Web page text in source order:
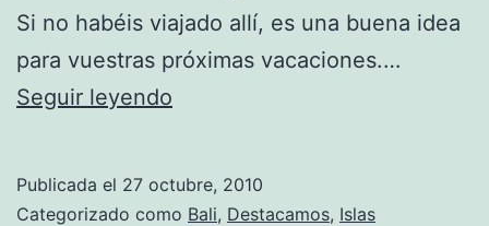
Si no habéis viajado allí, es una buena idea
para vuestras próximas vacaciones.…
Seguir leyendo
isla
Publicada el 27 octubre, 2010
Categorizado como Bali, Destacamos, Islas